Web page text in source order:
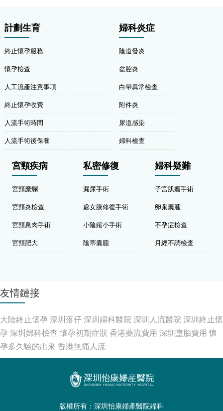
計劃生育
終止懷孕服務
懷孕檢查
人工流產注意事項
終止懷孕收費
人流手術時間
人流手術後保養
婦科炎症
陰道發炎
盆腔炎
白帶異常檢查
附件炎
尿道感染
婦科檢查
宮頸疾病
宮頸糜爛
宮頸炎檢查
宮頸息肉手術
宮頸肥大
私密修復
漏尿手術
處女膜修復手術
小陰縮小手術
陰蒂囊腫
婦科疑難
子宮肌瘤手術
卵巢囊腫
不孕症檢查
月經不調檢查
友情鏈接
大陸終止懷孕 深圳落仔深圳婦科醫院深圳人流醫院深圳終止懷
孕 深圳婦科檢查 懷孕初期症狀 香港藥流費用 深圳墮胎費用 懷
孕多久驗的出來 香港無痛人流
版權所有：深圳怡康婦產醫院婦科